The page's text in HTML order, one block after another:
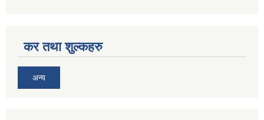
कर तथा शुल्कहरु
अन्य